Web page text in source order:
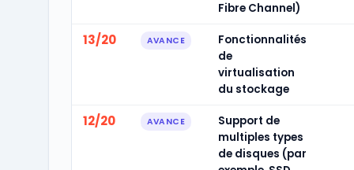
Fibre Channel)
13/20 AVANCE
Fonctionnalités
de
virtualisation
du stockage
12/20 AVANCE
Support de
multiples types
de disques (par